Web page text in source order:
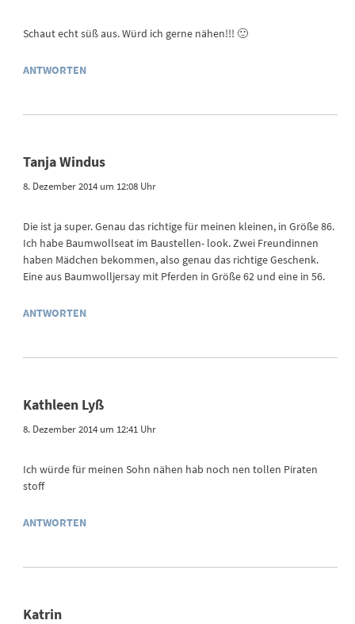
Schaut echt süß aus. Würd ich gerne nähen!!! 🙂
ANTWORTEN
Tanja Windus
8. Dezember 2014 um 12:08 Uhr
Die ist ja super. Genau das richtige für meinen kleinen, in Größe 86.
Ich habe Baumwollseat im Baustellen- look. Zwei Freundinnen
haben Mädchen bekommen, also genau das richtige Geschenk.
Eine aus Baumwolljersay mit Pferden in Größe 62 und eine in 56.
ANTWORTEN
Kathleen Lyß
8. Dezember 2014 um 12:41 Uhr
Ich würde für meinen Sohn nähen hab noch nen tollen Piraten
stoff
ANTWORTEN
Katrin